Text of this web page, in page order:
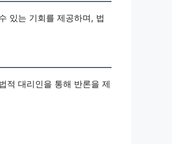
있는 기회를 제공하며, 법
적 대리인을 통해 반론을 제